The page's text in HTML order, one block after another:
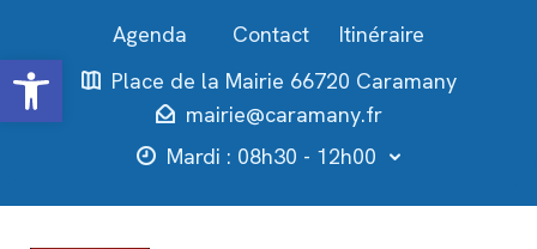
Ouvrir la barre d’outils
Contact
Itinéraire
Place de la Mairie 66720 Caramany
mairie@caramany.fr
Mardi : 08h30 - 12h00